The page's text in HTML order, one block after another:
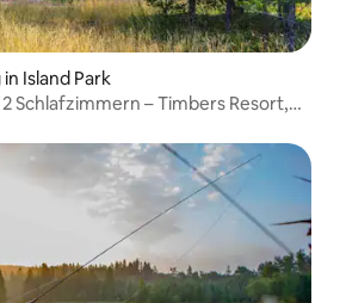
Island Park
Schlafzimmern – Timbers Resort,